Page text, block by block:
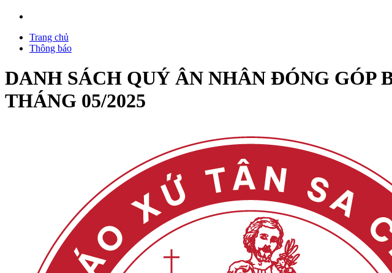
Trang chủ
Thông báo
DANH SÁCH QUÝ ÂN NHÂN ĐÓNG GÓP
THÁNG 05/2025